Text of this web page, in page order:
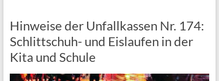
Hinweise der Unfallkassen Nr. 174:
Schlittschuh- und Eislaufen in der
Kita und Schule